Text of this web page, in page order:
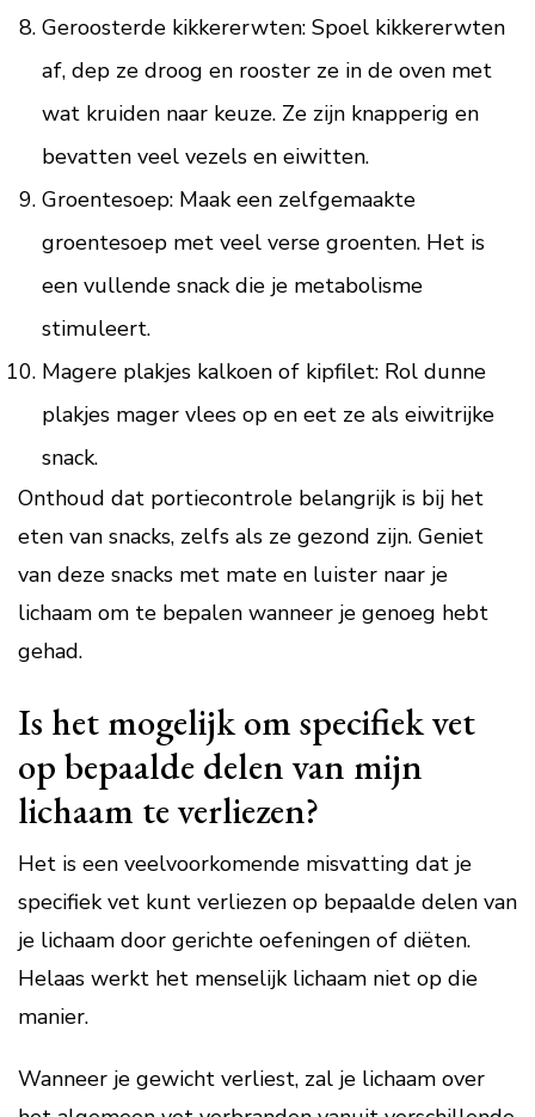
Geroosterde kikkererwten: Spoel kikkererwten
af, dep ze droog en rooster ze in de oven met
wat kruiden naar keuze. Ze zijn knapperig en
bevatten veel vezels en eiwitten.
Groentesoep: Maak een zelfgemaakte
groentesoep met veel verse groenten. Het is
een vullende snack die je metabolisme
stimuleert.
Magere plakjes kalkoen of kipfilet: Rol dunne
plakjes mager vlees op en eet ze als eiwitrijke
snack.
Onthoud dat portiecontrole belangrijk is bij het
eten van snacks, zelfs als ze gezond zijn. Geniet
van deze snacks met mate en luister naar je
lichaam om te bepalen wanneer je genoeg hebt
gehad.
Is het mogelijk om specifiek vet
op bepaalde delen van mijn
lichaam te verliezen?
Het is een veelvoorkomende misvatting dat je
specifiek vet kunt verliezen op bepaalde delen van
je lichaam door gerichte oefeningen of diëten.
Helaas werkt het menselijk lichaam niet op die
manier.
Wanneer je gewicht verliest, zal je lichaam over